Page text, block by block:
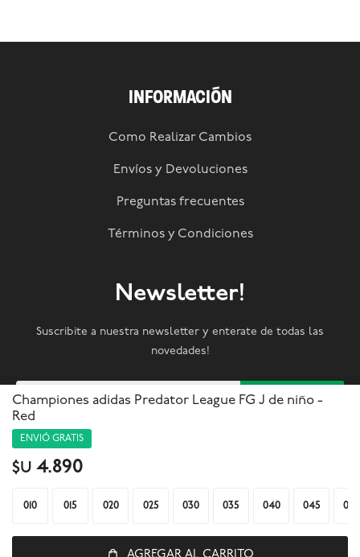
Championes adidas Predator League FG J de niño -
Red
ENVIÓ GRATIS
$U 4.890
010 015 020 025 030 035 040 045 050
AGREGAR AL CARRITO
INFORMACIÓN
Como Realizar Cambios
Envíos y Devoluciones
Preguntas frecuentes
Términos y Condiciones
Newsletter!
Suscribite a nuestra newsletter y enterate de todas las
novedades!
SUSCRIBIRME